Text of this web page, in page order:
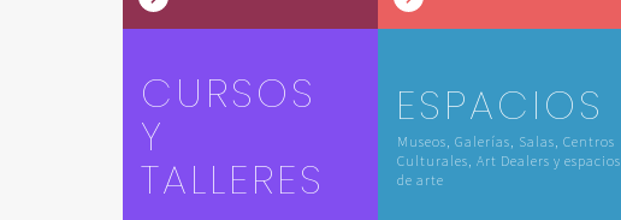
CURSOS
Y
TALLERES
ESPACIOS
Museos, Galerías, Salas, Centros
Culturales, Art Dealers y espacios
de arte